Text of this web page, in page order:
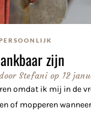
zijn
Stefani op 12
omdat ik mij in de
of mopperen